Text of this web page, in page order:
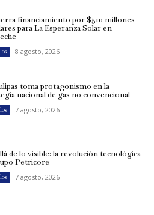
financiamiento por $510 millones
para La Esperanza Solar en
8 agosto, 2026
toma protagonismo en la
nacional de gas no convencional
7 agosto, 2026
de lo visible: la revolución tecnológica
Petricore
7 agosto, 2026